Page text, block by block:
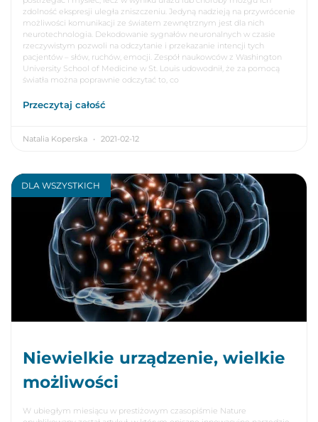
zdolność ekspresji uległa zniszczeniu. Jedyną nadzieją na przywrócenie
możliwości komunikacji ze światem zewnętrznym jest dla nich
neurotechnologia. Dekodowanie sygnałów neuronalnych w czasie
rzeczywistym pozwoli na odczytanie i przekazanie intencji tych
pacjentów – słów, ruchów, emocji. Zespół naukowców z Washington
University School of Medicine w St. Louis udowodnił, że za pomocą
światła można poprawnie odczytać to, co
Przeczytaj całość
Natalia Koperska 2021-02-12
DLA WSZYSTKICH
Niewielkie urządzenie, wielkie
możliwości
W ubiegłym miesiącu w prestiżowym czasopiśmie Nature